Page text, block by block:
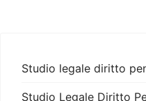
Studio legale diritto
Studio Legale Diritto